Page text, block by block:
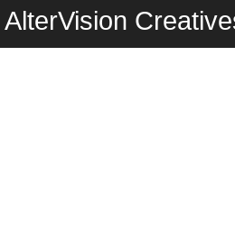
AlterVision